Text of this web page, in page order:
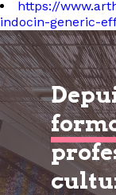
https://
indocin-generic-